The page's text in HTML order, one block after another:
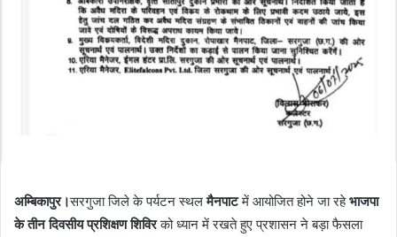
अम्बिकापुर।सरगुजा जिले के पर्यटन स्थलमैनपाटमें आयोजित होने जा रहेभाजपा
के तीन दिवसीय प्रशिक्षण शिविरको ध्यान में रखते हुए प्रशासन ने बड़ा फैसला